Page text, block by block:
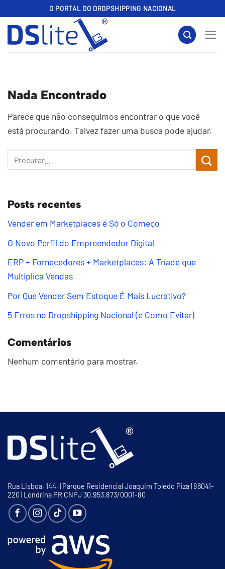
to
content
O PORTAL DO DROPSHIPPING NACIONAL
Nada Encontrado
Parece que não conseguimos encontrar o que você
está procurando. Talvez fazer uma busca pode ajudar.
Posts recentes
Vender em Marketplaces é Só o Começo
O Novo Perfil do Empreendedor Digital
ERP + Fornecedores + Marketplaces: A Tríade que
Multiplica Vendas
Por Que Vender Sem Estoque É Mais Lucrativo?
5 Erros no Dropshipping Nacional (e Como Evitar)
Comentários
Nenhum comentário para mostrar.
Rua Lisboa, 144, | Parque Residencial Joaquim Toledo Piza | 86041-
220 | Londrina PR CNPJ 30.953.873/0001-80